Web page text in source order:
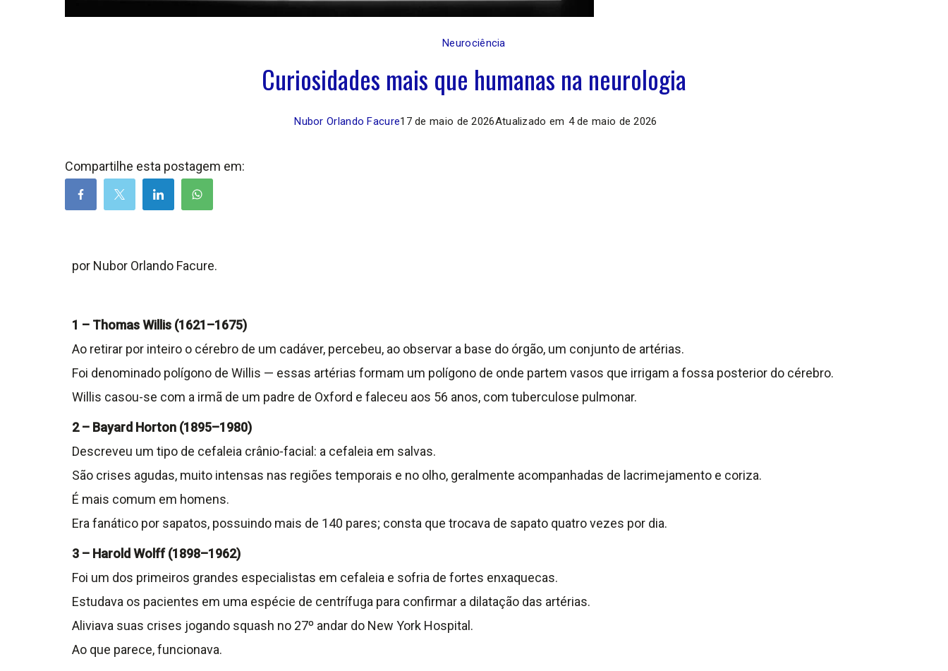
Neurociência
Curiosidades mais que humanas na neurologia
Nubor Orlando Facure17 de maio de 2026Atualizado em 4 de maio de 2026
Compartilhe esta postagem em:
por Nubor Orlando Facure.
1 – Thomas Willis (1621–1675)
Ao retirar por inteiro o cérebro de um cadáver, percebeu, ao observar a base do órgão, um conjunto de artérias.
Foi denominado polígono de Willis — essas artérias formam um polígono de onde partem vasos que irrigam a fossa posterior do cérebro.
Willis casou-se com a irmã de um padre de Oxford e faleceu aos 56 anos, com tuberculose pulmonar.
2 – Bayard Horton (1895–1980)
Descreveu um tipo de cefaleia crânio-facial: a cefaleia em salvas.
São crises agudas, muito intensas nas regiões temporais e no olho, geralmente acompanhadas de lacrimejamento e coriza.
É mais comum em homens.
Era fanático por sapatos, possuindo mais de 140 pares; consta que trocava de sapato quatro vezes por dia.
3 – Harold Wolff (1898–1962)
Foi um dos primeiros grandes especialistas em cefaleia e sofria de fortes enxaquecas.
Estudava os pacientes em uma espécie de centrífuga para confirmar a dilatação das artérias.
Aliviava suas crises jogando squash no 27º andar do New York Hospital.
Ao que parece, funcionava.